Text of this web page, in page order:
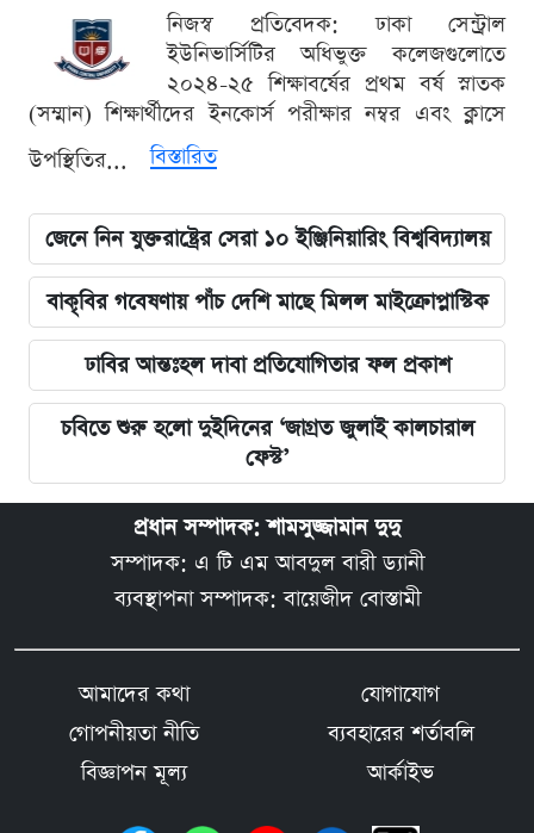
নিজস্ব প্রতিবেদক: ঢাকা সেন্ট্রাল
ইউনিভার্সিটির অধিভুক্ত কলেজগুলোতে
২০২৪-২৫ শিক্ষাবর্ষের প্রথম বর্ষ স্নাতক
(সম্মান) শিক্ষার্থীদের ইনকোর্স পরীক্ষার নম্বর এবং ক্লাসে
উপস্থিতির...
বিস্তারিত
জেনে নিন যুক্তরাষ্ট্রের সেরা ১০ ইঞ্জিনিয়ারিং বিশ্ববিদ্যালয়
বাকৃবির গবেষণায় পাঁচ দেশি মাছে মিলল মাইক্রোপ্লাস্টিক
ঢাবির আন্তঃহল দাবা প্রতিযোগিতার ফল প্রকাশ
চবিতে শুরু হলো দুইদিনের ‘জাগ্রত জুলাই কালচারাল
ফেস্ট’
প্রধান সম্পাদক: শামসুজ্জামান দুদু
সম্পাদক: এ টি এম আবদুল বারী ড্যানী
ব্যবস্থাপনা সম্পাদক: বায়েজীদ বোস্তামী
আমাদের কথা
যোগাযোগ
গোপনীয়তা নীতি
ব্যবহারের শর্তাবলি
বিজ্ঞাপন মূল্য
আর্কাইভ